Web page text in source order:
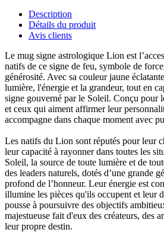
Description
Détails du produit
Avis clients
Le mug signe astrologique Lion est
natifs de ce signe de feu, symbole de
générosité. Avec sa couleur jaune
lumière, l'énergie et la grandeur, tout en
signe gouverné par le Soleil. Conçu pour
et ceux qui aiment affirmer leur
accompagne dans chaque moment avec
Les natifs du Lion sont réputés pour leur
leur capacité à rayonner dans toutes les
Soleil, la source de toute lumière et de
des leaders naturels, dotés d’une grande
profond de l’honneur. Leur énergie est
illumine les pièces qu'ils occupent et leur
pousse à poursuivre des objectifs
majestueuse fait d'eux des créateurs, des
leur propre destin.